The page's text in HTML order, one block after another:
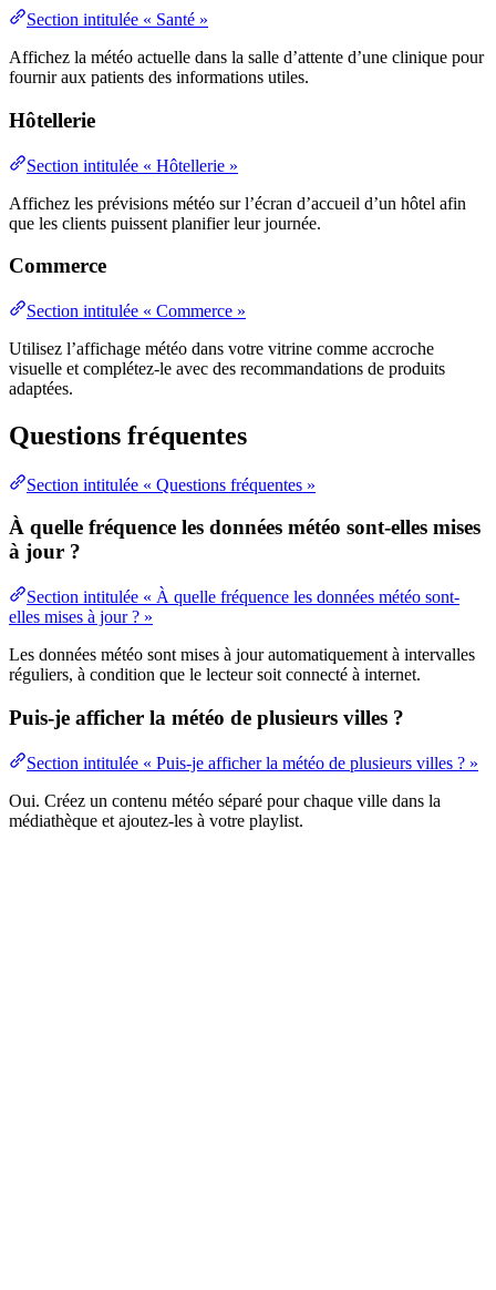
Section intitulée « Santé »
Affichez la météo actuelle dans la salle d’attente d’une clinique pour
fournir aux patients des informations utiles.
Hôtellerie
Section intitulée « Hôtellerie »
Affichez les prévisions météo sur l’écran d’accueil d’un hôtel afin
que les clients puissent planifier leur journée.
Commerce
Section intitulée « Commerce »
Utilisez l’affichage météo dans votre vitrine comme accroche
visuelle et complétez-le avec des recommandations de produits
adaptées.
Questions fréquentes
Section intitulée « Questions fréquentes »
À quelle fréquence les données météo sont-elles mises
à jour ?
Section intitulée « À quelle fréquence les données météo sont-
elles mises à jour ? »
Les données météo sont mises à jour automatiquement à intervalles
réguliers, à condition que le lecteur soit connecté à internet.
Puis-je afficher la météo de plusieurs villes ?
Section intitulée « Puis-je afficher la météo de plusieurs villes ? »
Oui. Créez un contenu météo séparé pour chaque ville dans la
médiathèque et ajoutez-les à votre playlist.